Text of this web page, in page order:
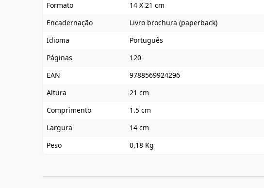
Formato
14 X 21 cm
Encadernação
Livro brochura (paperback)
Idioma
Português
Páginas
120
EAN
9788569924296
Altura
21 cm
Comprimento
1.5 cm
Largura
14 cm
Peso
0,18 Kg